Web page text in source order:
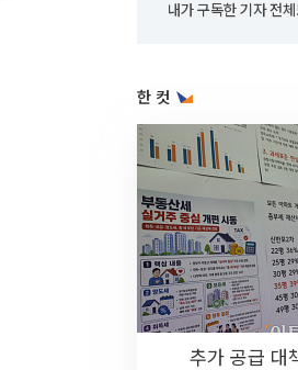
내가 구독한 기자 전체
한 컷
추가 공급 대